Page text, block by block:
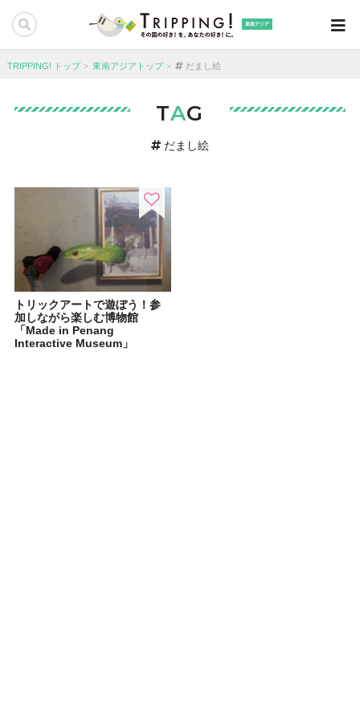
東南アジア
TRIPPING! トップ 東南アジアトップ だまし絵
TAG
だまし絵
トリックアートで遊ぼう！参
加しながら楽しむ博物館
「Made in Penang
Interactive Museum」